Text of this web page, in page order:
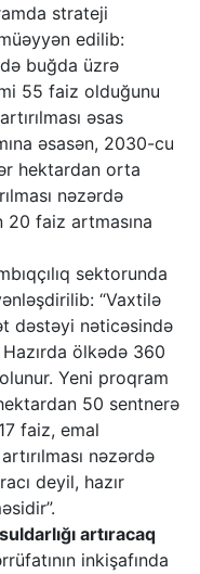
strateji
edilib:
buğda üzrə
55 faiz olduğunu
əsas
əsasən, 2030-cu
hektardan orta
nəzərdə
20 faiz artmasına
sektorunda
“Vaxtilə
dəstəyi nəticəsində
ölkədə 360
Yeni proqram
50 sentnerə
faiz, emal
nəzərdə
deyil, hazır
artıracaq
inkişafında